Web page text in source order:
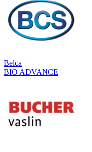
Belca
BIO ADVANCE